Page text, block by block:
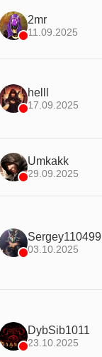
2mr
11.09.2025
helll
17.09.2025
Umkakk
29.09.2025
Sergey110499
03.10.2025
DybSib1011
23.10.2025